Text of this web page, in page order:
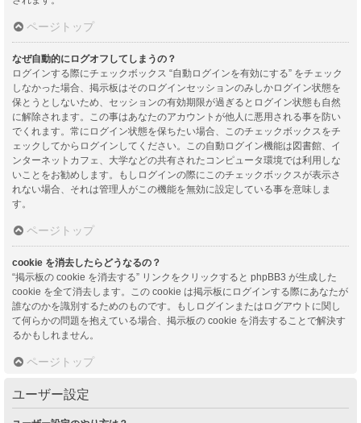
ページトップ
なぜ自動的にログオフしてしまうの？
ログインする際にチェックボックス “自動ログインを有効にする” をチェック
しなかった場合、掲示板はそのログインセッションのみしかログイン状態を
保とうとしないため、セッションの有効期限が過ぎるとログイン状態も自然
に解除されます。この事はあなたのアカウントが他人に悪用される事を防い
でくれます。常にログイン状態を保ちたい場合、このチェックボックスをチ
ェックしてからログインしてください。この自動ログイン機能は図書館、イ
ンターネットカフェ、大学などの共有されたコンピュータ環境では利用しな
いことをお勧めします。もしログインの際にこのチェックボックスが表示さ
れない場合、それは管理人がこの機能を無効に設定している事を意味しま
す。
ページトップ
cookie を消去したらどうなるの？
“掲示板の cookie を消去する” リンクをクリックすると phpBB3 が生成した
cookie を全て消去します。この cookie は掲示板にログインする際にあなたが
誰なのかを識別するためのものです。もしログインまたはログアウトに関し
て何らかの問題を抱えている場合、掲示板の cookie を消去することで解決す
るかもしれません。
ページトップ
ユーザー設定